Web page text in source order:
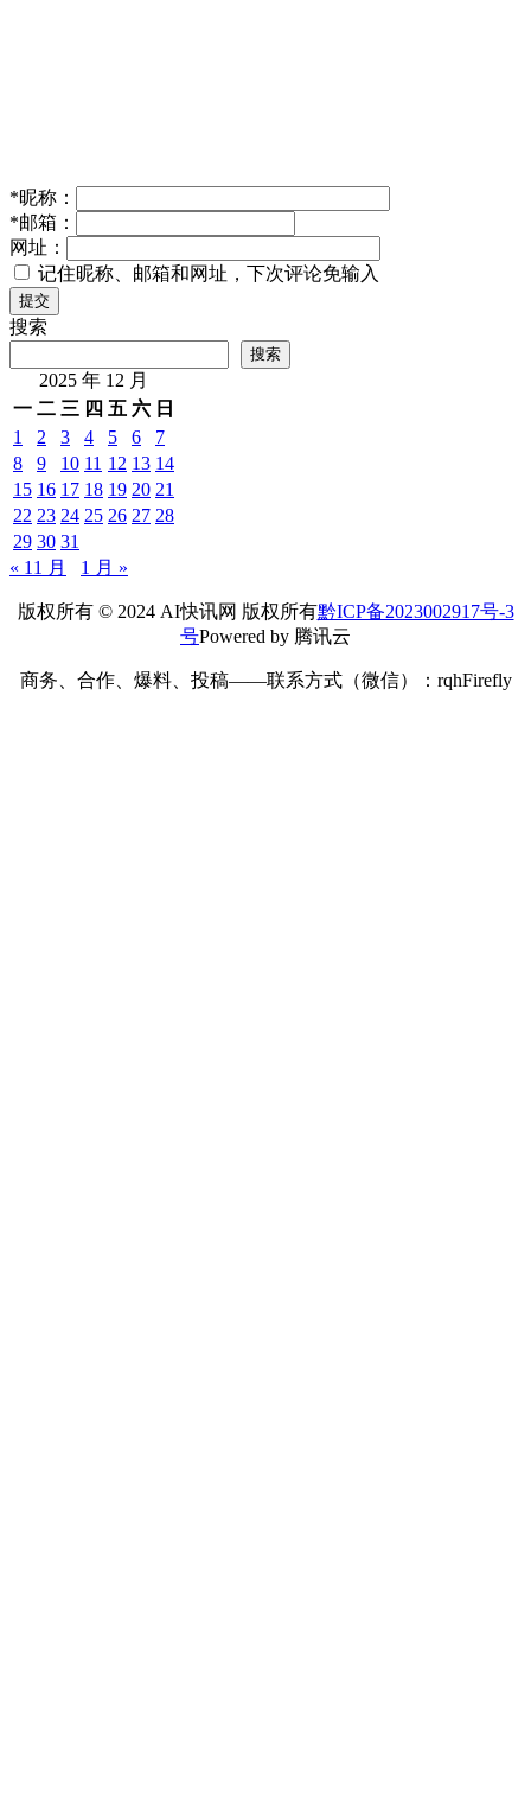
*昵称：
*邮箱：
网址：
记住昵称、邮箱和网址，下次评论免输入
提交
搜索
搜索
2025 年 12 月
一 二 三 四 五 六 日
1
2 3 4 5 6
7
8
9 10 11 12 13 14
15 16 17 18 19 20 21
22 23 24 25 26 27 28
29 30 31
« 11 月
1 月 »
版权所有 © 2024 AI快讯网 版权所有黔ICP备2023002917号-3
号Powered by 腾讯云
商务、合作、爆料、投稿——联系方式（微信）：rqhFirefly